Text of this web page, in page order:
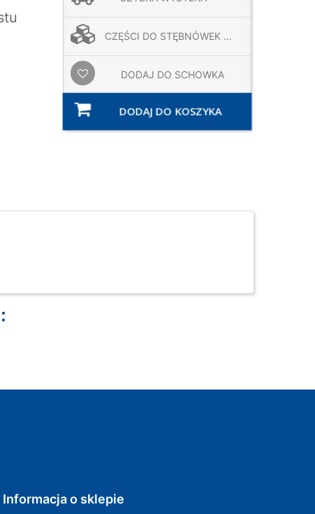
CZĘŚCI DO STĘBNÓWEK ...
DODAJ DO SCHOWKA
DODAJ DO KOSZYKA
Informacja o sklepie